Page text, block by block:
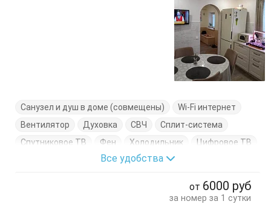
Санузел и душ в доме (совмещены)
Wi-Fi интернет
Вентилятор
Духовка СВЧ
Сплит-система
Спутниковое ТВ
Фен Холодильник
Цифровое ТВ
Вешалка
Диван-кровать
Кухонный стол
Все удобства
от 6000 руб
за номер за 1 сутки